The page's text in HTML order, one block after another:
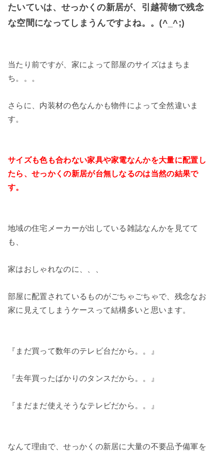
たいていは、せっかくの新居が、引越荷物で残念
な空間になってしまうんですよね。。(^_^;)
当たり前ですが、家によって部屋のサイズはまちま
ち。。。
さらに、内装材の色なんかも物件によって全然違いま
す。
サイズも色も合わない家具や家電なんかを大量に配置し
たら、せっかくの新居が台無しなるのは当然の結果で
す。
地域の住宅メーカーが出している雑誌なんかを見てて
も、
家はおしゃれなのに、、、
部屋に配置されているものがごちゃごちゃで、残念なお
家に見えてしまうケースって結構多いと思います。
『まだ買って数年のテレビ台だから。。』
『去年買ったばかりのタンスだから。。』
『まだまだ使えそうなテレビだから。。』
なんて理由で、せっかくの新居に大量の不要品予備軍を